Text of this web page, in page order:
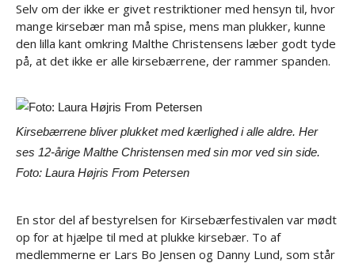
Selv om der ikke er givet restriktioner med hensyn til, hvor
mange kirsebær man må spise, mens man plukker, kunne
den lilla kant omkring Malthe Christensens læber godt tyde
på, at det ikke er alle kirsebærrene, der rammer spanden.
Kirsebærrene bliver plukket med kærlighed i alle aldre. Her
ses 12-årige Malthe Christensen med sin mor ved sin side.
Foto: Laura Højris From Petersen
En stor del af bestyrelsen for Kirsebærfestivalen var mødt
op for at hjælpe til med at plukke kirsebær. To af
medlemmerne er Lars Bo Jensen og Danny Lund, som står